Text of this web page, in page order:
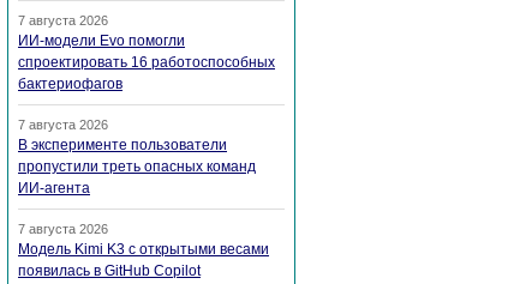
7 августа 2026
ИИ-модели Evo помогли
спроектировать 16 работоспособных
бактериофагов
7 августа 2026
В эксперименте пользователи
пропустили треть опасных команд
ИИ-агента
7 августа 2026
Модель Kimi K3 с открытыми весами
появилась в GitHub Copilot